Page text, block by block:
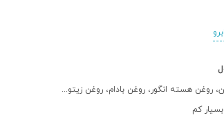
روغن هسته انگور، روغن بادام، روغن زیتو...
کم